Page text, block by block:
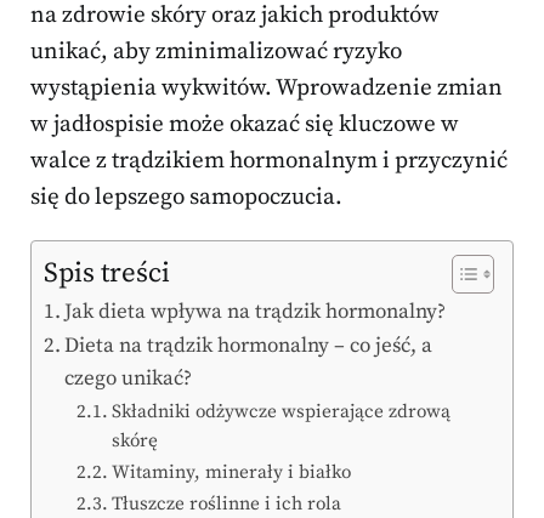
na zdrowie skóry oraz jakich produktów
unikać, aby zminimalizować ryzyko
wystąpienia wykwitów. Wprowadzenie zmian
w jadłospisie może okazać się kluczowe w
walce z trądzikiem hormonalnym i przyczynić
się do lepszego samopoczucia.
Spis treści
Jak dieta wpływa na trądzik hormonalny?
Dieta na trądzik hormonalny – co jeść, a
czego unikać?
Składniki odżywcze wspierające zdrową
skórę
Witaminy, minerały i białko
Tłuszcze roślinne i ich rola